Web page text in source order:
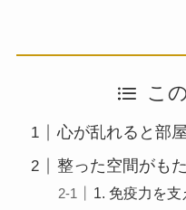
こ
心が乱れると部
整った空間がも
1. 免疫力を支